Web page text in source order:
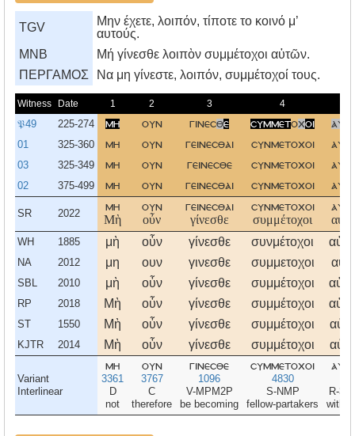
TGV
Μην έχετε, λοιπόν, τίποτε το κοινό μ’
αυτούς.
MNB
Μή γίνεσθε λοιπὸν συμμέτοχοι αὐτῶν.
ΠΕΡΓΑΜΟΣ
Nα μη γίνεστε, λοιπόν, συμμέτοχοί τους.
Witness Date 1 2 3 4
𝔓49 225-274 μη ουν γινεσθε συμμετοχοι αυ
01 325-360 μη ουν γεινεσθαι συνμετοχοι
03 325-349 μη ουν γεινεσθε συνμετοχοι
02 375-499 μη ουν γεινεσθαι συνμετοχοι
SR 2022
μη
Μὴ
ουν
οὖν
γεινεσθαι
γίνεσθε
συνμετοχοι
συμμέτοχοι
WH 1885 μὴ οὖν γίνεσθε συνμέτοχοι
NA 2012 μη ουν γινεσθε συμμετοχοι
SBL 2010 μὴ οὖν γίνεσθε συμμέτοχοι
RP 2018 Μὴ οὖν γίνεσθε συμμέτοχοι
ST 1550 Μὴ οὖν γίνεσθε συμμέτοχοι
KJTR 2014 Μὴ οὖν γίνεσθε συμμέτοχοι
Variant
Interlinear
μη
3361
D
not
ουν
3767
C
therefore
γινεσθε
1096
V-MPM2P
be becoming
συμμετοχοι
4830
S-NMP
fellow-partakers
R-
with